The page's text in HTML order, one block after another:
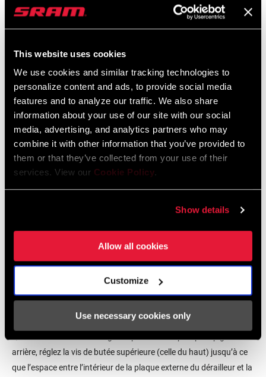
This website uses cookies
We use cookies and similar tracking technologies to
personalize content and ads, to provide social media
features and to analyze our traffic. We also share
information about your use of our site with our social
media, advertising, and analytics partners who may
combine it with other information that you’ve provided to
them or that they’ve collected from your use of their
services. View our Cookie Policy.
Show details
Allow all cookies
Customize
Use necessary cookies only
Ces deux ajustements peuvent s'influencer l'un l'autre, alors
couple de 6Nm.
Si vous avez du mal à obtenir un alignement correct, nous avons
récemment développé un outil qui facilite l’installation du dérailleur
avant. Votre magasin local en a peut-être déjà un et peut régler
votre dérailleur avant en quelques étapes.
VERIFIEZ LES BUTÉES
arrière, réglez la vis de butée supérieure (celle du haut) jusqu’à ce
que l’espace entre l’intérieur de la plaque externe du dérailleur et la